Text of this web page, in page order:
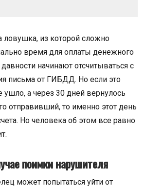
ловушка, из которой сложно
время для оплаты денежного
начинают отсчитываться с
письма от ГИБДД. Но если это
ушло, а через 30 дней вернулось
отправивший, то именно этот день
Но человека об этом все равно
поимки нарушителя
может попытаться уйти от